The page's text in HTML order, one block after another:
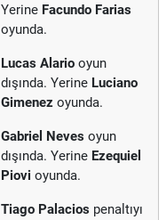
Yerine Facundo Farias
oyunda.
Lucas Alario oyun
dışında. Yerine Luciano
Gimenez oyunda.
Gabriel Neves oyun
dışında. Yerine Ezequiel
Piovi oyunda.
Tiago Palacios penaltıyı